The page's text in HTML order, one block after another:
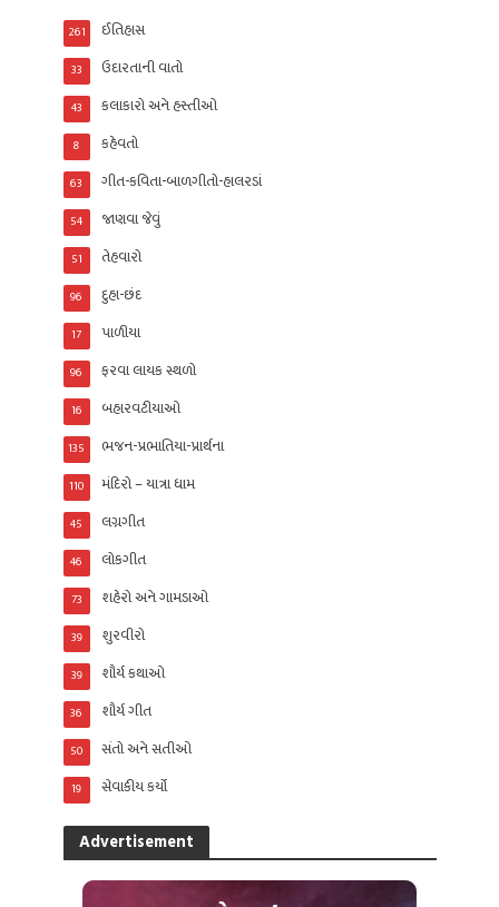
ઈતિહાસ
261
ઉદારતાની વાતો
33
કલાકારો અને હસ્તીઓ
43
કહેવતો
8
ગીત-કવિતા-બાળગીતો-હાલરડાં
63
જાણવા જેવું
54
તેહવારો
51
દુહા-છંદ
96
પાળીયા
17
ફરવા લાયક સ્થળો
96
બહારવટીયાઓ
16
ભજન-પ્રભાતિયા-પ્રાર્થના
135
મંદિરો – યાત્રા ધામ
110
લગ્નગીત
45
લોકગીત
46
શહેરો અને ગામડાઓ
73
શુરવીરો
39
શૌર્ય કથાઓ
39
શૌર્ય ગીત
36
સંતો અને સતીઓ
50
સેવાકીય કર્યો
19
Advertisement